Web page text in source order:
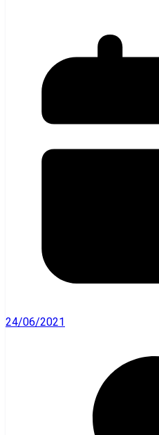
24/06/2021